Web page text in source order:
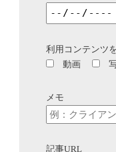
利用コンテンツ
動画
メモ
記事URL